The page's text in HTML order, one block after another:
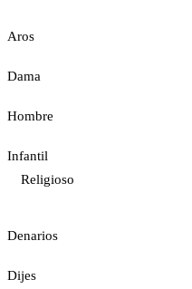
Aros
Dama
Hombre
Infantil
Religioso
Denarios
Dijes